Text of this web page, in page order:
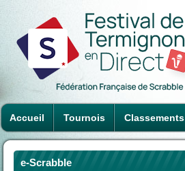
Accueil Tournois Classements
e-Scrabble